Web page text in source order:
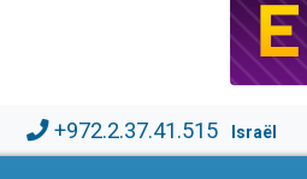
+972.2.37.41.515 Israël